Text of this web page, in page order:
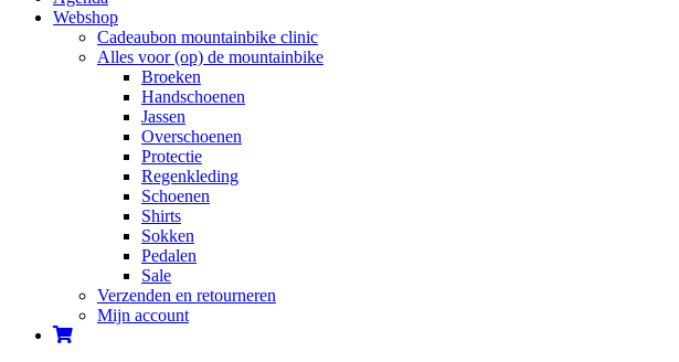
Webshop
Cadeaubon mountainbike clinic
Alles voor (op) de mountainbike
Broeken
Handschoenen
Jassen
Overschoenen
Protectie
Regenkleding
Schoenen
Shirts
Sokken
Pedalen
Sale
Verzenden en retourneren
Mijn account